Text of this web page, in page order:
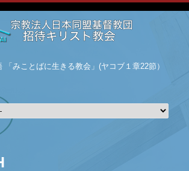
「みことばに生きる教会」(ヤコブ１章22節）